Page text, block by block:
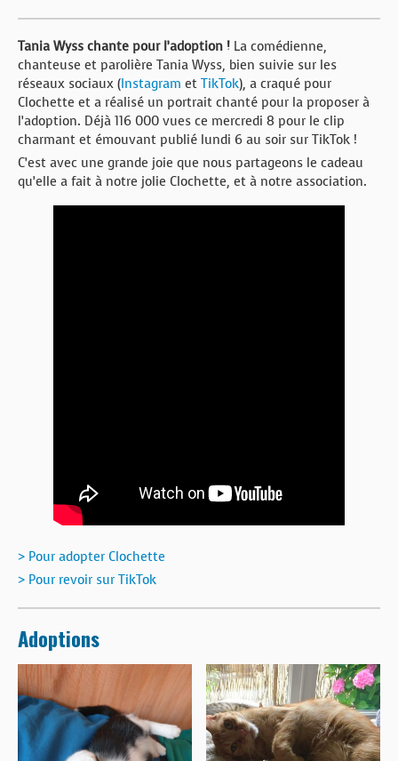
Tania Wyss chante pour l’adoption ! La comédienne,
chanteuse et parolière Tania Wyss, bien suivie sur les
réseaux sociaux (Instagram et TikTok), a craqué pour
Clochette et a réalisé un portrait chanté pour la proposer à
l’adoption. Déjà 116 000 vues ce mercredi 8 pour le clip
charmant et émouvant publié lundi 6 au soir sur TikTok !
C’est avec une grande joie que nous partageons le cadeau
qu’elle a fait à notre jolie Clochette, et à notre association.
> Pour adopter Clochette
> Pour revoir sur TikTok
Adoptions